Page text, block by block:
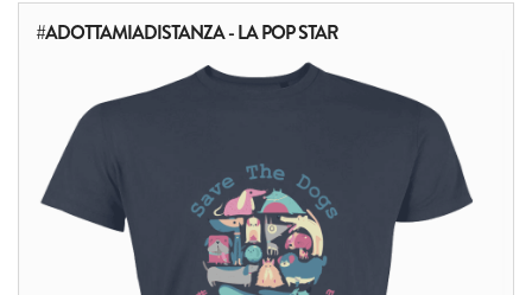
#ADOTTAMIADISTANZA - LA POP STAR